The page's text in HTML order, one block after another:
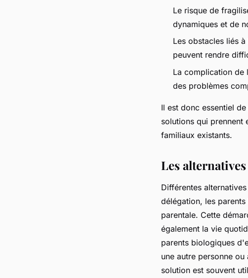
Le risque de
dynamiques et de
Les obstacles liés
peuvent rendre
La complication de
des problèmes
Il est donc essentiel
solutions qui prennent
familiaux existants.
Les
Différentes
délégation, les
parentale. Cette
également la vie
parents biologiques
une autre personne
solution est souvent